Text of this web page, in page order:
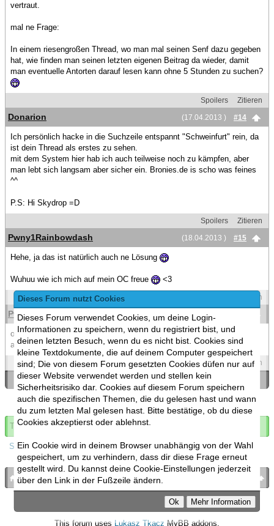
Dieses Forum nutzt Cookies
Dieses Forum verwendet Cookies, um deine Login-
Informationen zu speichern, wenn du registriert bist, und
deinen letzten Besuch, wenn du es nicht bist. Cookies sind
kleine Textdokumente, die auf deinem Computer gespeichert
sind; Die von diesem Forum gesetzten Cookies düfen nur auf
dieser Website verwendet werden und stellen kein
Sicherheitsrisiko dar. Cookies auf diesem Forum speichern
auch die spezifischen Themen, die du gelesen hast und wann
du zum letzten Mal gelesen hast. Bitte bestätige, ob du diese
Cookies akzeptierst oder ablehnst.
Ein Cookie wird in deinem Browser unabhängig von der Wahl
gespeichert, um zu verhindern, dass dir diese Frage erneut
gestellt wird. Du kannst deine Cookie-Einstellungen jederzeit
über den Link in der Fußzeile ändern.
vertraut.
mal ne Frage:
In einem riesengroßen Thread, wo man mal seinen Senf dazu gegeben
hat, wie finden man seinen letzten eigenen Beitrag da wieder, damit
man eventuelle Antorten darauf lesen kann ohne 5 Stunden zu suchen?
Spoilers
Zitieren
(17.04.2013 )
#14
Donarion
Ich persönlich hacke in die Suchzeile entspannt "Schweinfurt" rein, da
ist dein Thread als erstes zu sehen.
mit dem System hier hab ich auch teilweise noch zu kämpfen, aber
man lebt sich langsam aber sicher ein. Bronies.de is scho was feines
^^
P.S: Hi Skydrop =D
Spoilers
Zitieren
(18.04.2013 )
#15
Pwny1Rainbowdash
Hehe, ja das ist natürlich auch ne Lösung
Wuhuu wie ich mich auf mein OC freue <3
Zitieren
(28.04.2013 )
Pwny1Rainbowdash
okay wer hat sich nochmal beschwert dass wir/ich hier nicht mehr
antworte? o.Ô
Spoilers Zitieren
« Ein Thema zurück|Ein Thema vor »
Thema abonnieren
Spoilers
bronies.de
MyBB GoMobile.
Zur Desktop-Version wechseln
This forum uses Lukasz Tkacz MyBB addons.